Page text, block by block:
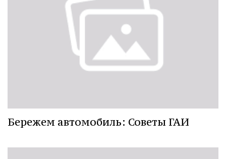
Бережем автомобиль: Советы ГАИ